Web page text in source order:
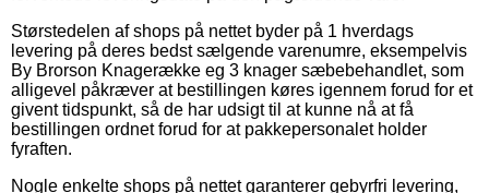
Størstedelen af shops på nettet byder på 1 hverdags
levering på deres bedst sælgende varenumre, eksempelvis
By Brorson Knagerække eg 3 knager sæbebehandlet, som
alligevel påkræver at bestillingen køres igennem forud for et
givent tidspunkt, så de har udsigt til at kunne nå at få
bestillingen ordnet forud for at pakkepersonalet holder
fyraften.
Nogle enkelte shops på nettet garanterer gebyrfri levering,